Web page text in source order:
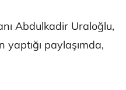
Abdulkadir Uraloğlu,
paylaşımda,